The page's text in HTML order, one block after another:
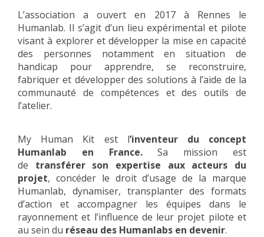
L’association a ouvert en 2017 à Rennes le
Humanlab. Il s’agit d’un lieu expérimental et pilote
visant à explorer et développer la mise en capacité
des personnes notamment en situation de
handicap pour apprendre, se reconstruire,
fabriquer et développer des solutions à l’aide de la
communauté de compétences et des outils de
l’atelier.
My Human Kit est l’inventeur du concept
Humanlab en France.Sa mission est
de transférer son expertise aux acteurs du
projet, concéder le droit d’usage de la marque
Humanlab, dynamiser, transplanter des formats
d’action et accompagner les équipes dans le
rayonnement et l’influence de leur projet pilote et
au sein du réseau des Humanlabs en devenir.